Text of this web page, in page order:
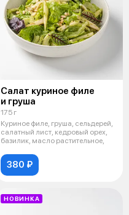
Салат куриное филе
и груша
175 г
Куриное филе, груша, сельдерей,
салатный лист, кедровый орех,
базилик, масло растительное,
380 ₽
НОВИНКА